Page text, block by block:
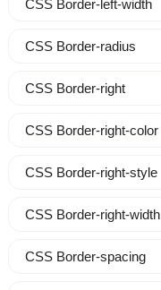
CSS Border-left-width
CSS Border-radius
CSS Border-right
CSS Border-right-color
CSS Border-right-style
CSS Border-right-width
CSS Border-spacing